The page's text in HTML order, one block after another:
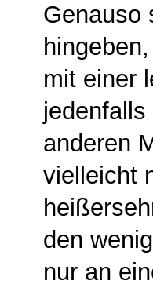
Genauso
mit einer
anderen
vielleicht
den
nur an